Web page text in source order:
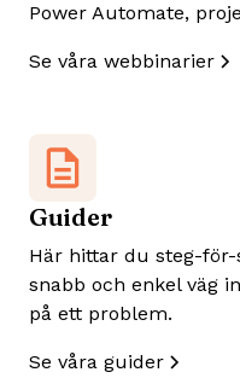
Power Automate,
Se våra webbinarier
Guider
Här hittar du steg-
snabb och enkel väg
på ett problem.
Se våra guider